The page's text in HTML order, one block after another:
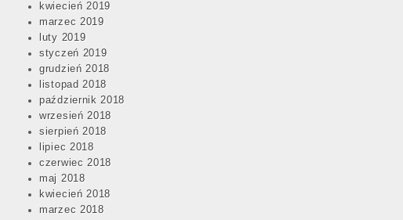
kwiecień 2019
marzec 2019
luty 2019
styczeń 2019
grudzień 2018
listopad 2018
październik 2018
wrzesień 2018
sierpień 2018
lipiec 2018
czerwiec 2018
maj 2018
kwiecień 2018
marzec 2018